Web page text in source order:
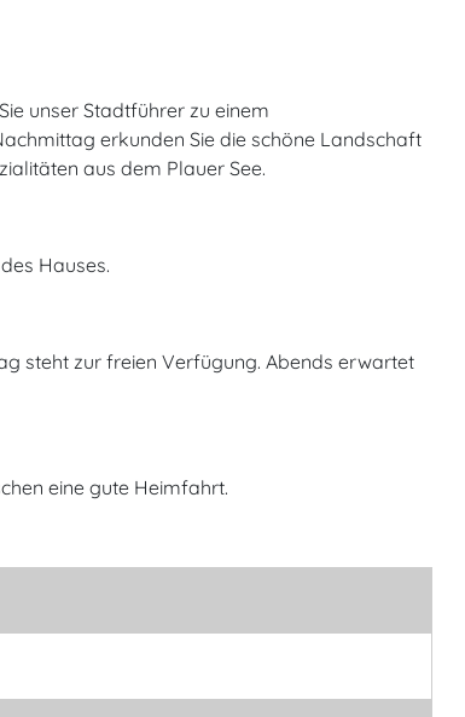
unser Stadtführer zu einem
erkunden Sie die schöne Landschaft
aus dem Plauer See.
Hauses.
steht zur freien Verfügung. Abends erwartet
eine gute Heimfahrt.